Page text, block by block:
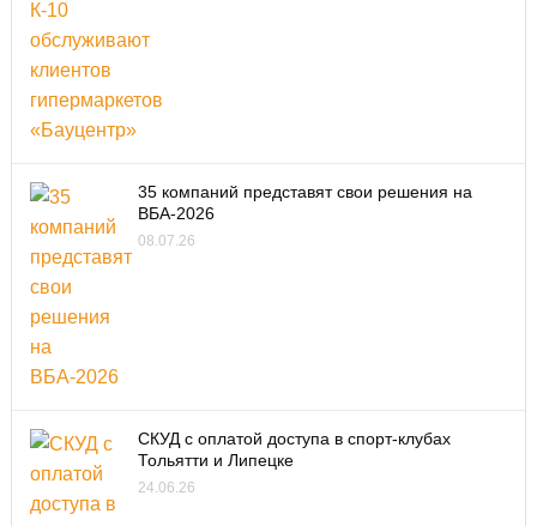
35 компаний представят свои решения на
ВБА-2026
08.07.26
СКУД с оплатой доступа в спорт-клубах
Тольятти и Липецке
24.06.26